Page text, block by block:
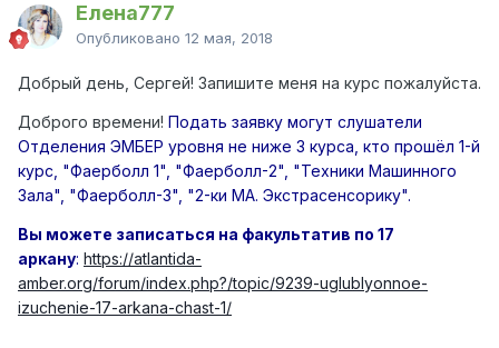
Елена777
Опубликовано 12 мая, 2018
Добрый день, Сергей! Запишите меня на курс пожалуйста.
Доброго времени! Подать заявку могут слушатели
Отделения ЭМБЕР уровня не ниже 3 курса, кто прошёл 1-й
курс, "Фаерболл 1", "Фаерболл-2", "Техники Машинного
Зала", "Фаерболл-3", "2-ки МА. Экстрасенсорику".
Вы можете записаться на факультатив по 17
аркану: https://atlantida-
amber.org/forum/index.php?/topic/9239-uglublyonnoe-
izuchenie-17-arkana-chast-1/